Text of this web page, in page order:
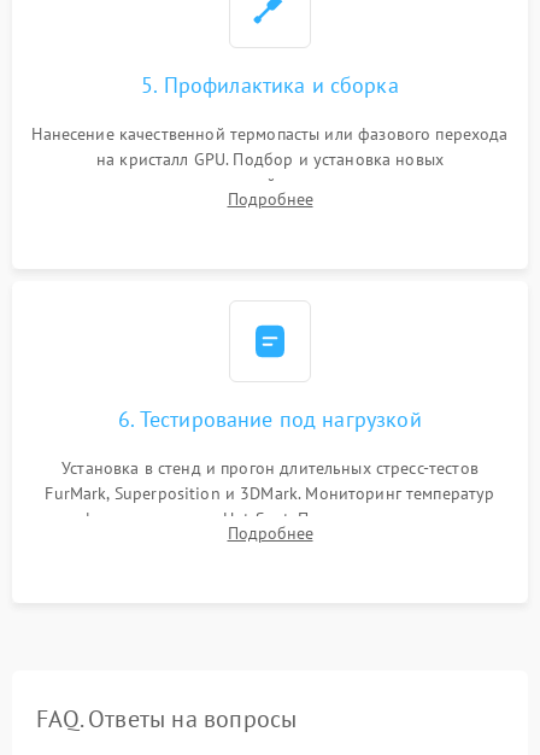
5. Профилактика и сборка
Нанесение качественной термопасты или фазового перехода
на кристалл GPU. Подбор и установка новых
термопрокладок правильной толщины на память и цепи
питания. Монтаж радиатора и бэкплейта, подключение и
Подробнее
6. Тестирование под нагрузкой
Установка в стенд и прогон длительных стресс-тестов
FurMark, Superposition и 3DMark. Мониторинг температур
графического чипа и Hot Spot. Проверка на отсутствие
артефактов изображения, вылетов драйвера и зависаний.
Подробнее
FAQ. Ответы на вопросы